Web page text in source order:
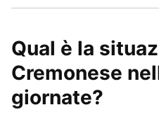
Qual è la
Cremonese
giornate?